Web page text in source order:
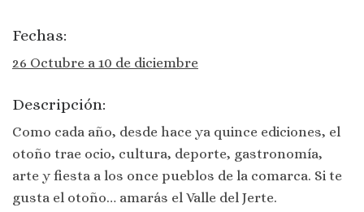
Fechas:
26 Octubre a 10 de diciembre
Descripción:
Como cada año, desde hace ya quince ediciones, el
otoño trae ocio, cultura, deporte, gastronomía,
arte y fiesta a los once pueblos de la comarca. Si te
gusta el otoño… amarás el Valle del Jerte.